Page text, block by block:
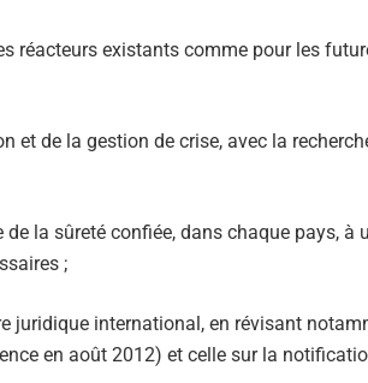
réacteurs existants comme pour les
et de la gestion de crise, avec la
la sûreté confiée, dans chaque pays,
;
juridique international, en révisant
en août 2012) et celle sur la